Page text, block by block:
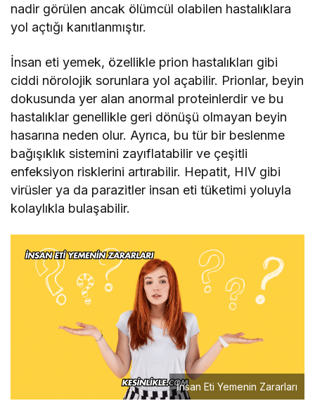
nadir görülen ancak ölümcül olabilen hastalıklara
yol açtığı kanıtlanmıştır.
İnsan eti yemek, özellikle prion hastalıkları gibi
ciddi nörolojik sorunlara yol açabilir. Prionlar, beyin
dokusunda yer alan anormal proteinlerdir ve bu
hastalıklar genellikle geri dönüşü olmayan beyin
hasarına neden olur. Ayrıca, bu tür bir beslenme
bağışıklık sistemini zayıflatabilir ve çeşitli
enfeksiyon risklerini artırabilir. Hepatit, HIV gibi
virüsler ya da parazitler insan eti tüketimi yoluyla
kolaylıkla bulaşabilir.
İnsan Eti Yemenin Zararları